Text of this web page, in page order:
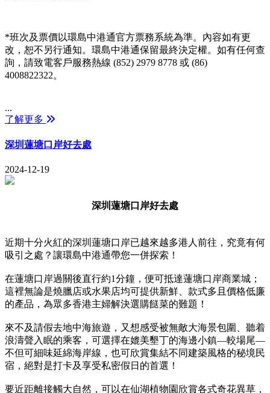
*班次及票價以環島中港通官方票務系統為準。內容如有更
改，恕不另行通知。環島中港通保留最終決定權。如有任何查
詢，請致電客戶服務熱線 (852) 2979 8778 或 (86)
4008822322。
...
了解更多
深圳蓮塘口岸好去處
2024-12-19
深圳蓮塘口岸好去處
近期十分火紅的深圳蓮塘口岸已越來越多港人前往，究竟有何
吸引之處？讓環島中港通帶您一併探索！
在蓮塘口岸過關後直行約1分鐘，便可抵達蓮塘口岸商業城；
這裡無論是燒臘店或水果店均可提供新鮮、款式多且價格低廉
的產品，為眾多香港主婦解決選購餸菜的難題！
來不及請假去地中海旅遊，又想感受被無敵大海景包圍、聽着
浪濤聲入眠的乘客，可選擇在媲美墾丁的海邊小鎮—較場尾—
不但可細味延綿海岸線，也可欣賞集結不同建築風格的秘境民
宿，絕對是打卡及享受私密假日的首選！
要近距離接觸大自然，可以在仙湖植物園欣賞各式奇花異草，